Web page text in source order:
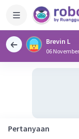
Brevin L
06
Pertanyaan